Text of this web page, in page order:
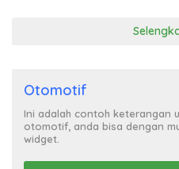
Otomotif
Ini adalah contoh keterangan
otomotif, anda bisa dengan
widget.